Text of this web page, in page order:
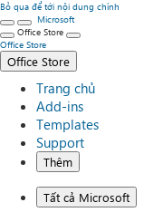
Bỏ qua để tới nội dung chính
Microsoft
Office Store
Office Store
Office Store
Trang chủ
Add-ins
Templates
Support
Thêm
Tất cả Microsoft